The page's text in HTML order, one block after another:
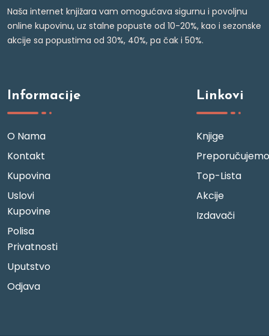
Naša internet knjižara vam omogućava sigurnu i povoljnu
online kupovinu, uz stalne popuste od 10-20%, kao i sezonske
akcije sa popustima od 30%, 40%, pa čak i 50%.
Informacije
O Nama
Kontakt
Kupovina
Uslovi
Kupovine
Polisa
Privatnosti
Uputstvo
Odjava
Linkovi
Knjige
Preporučujemo
Top-Lista
Akcije
Izdavači